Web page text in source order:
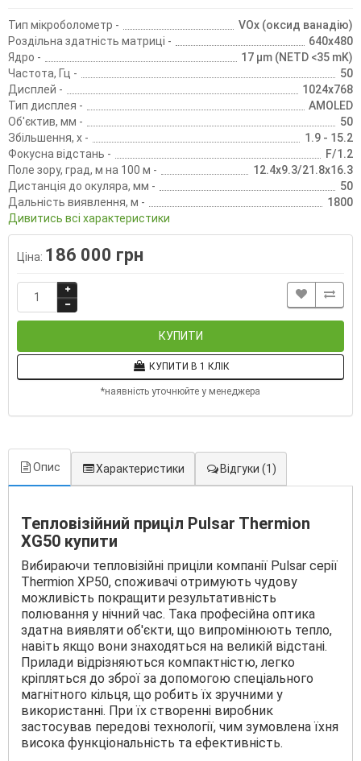
Тип мікроболометр -
VOx (оксид ванадію)
Роздільна здатність матриці -
640x480
Ядро -
17 µm (NETD <35 mK)
Частота, Гц -
50
Дисплей -
1024x768
Тип дисплея -
AMOLED
Об'єктив, мм -
50
Збільшення, х -
1.9 - 15.2
Фокусна відстань -
F/1.2
Поле зору, град, м на 100 м -
12.4х9.3/21.8х16.3
Дистанція до окуляра, мм -
50
Дальність виявлення, м -
1800
Дивитись всі характеристики
Ціна: 186 000 грн
КУПИТИ
КУПИТИ В 1 КЛІК
*наявність уточнюйте у менеджера
Опис Характеристики Відгуки (1)
Тепловізійний приціл Pulsar Thermion
XG50 купити
Вибираючи тепловізійні приціли компанії Pulsar серії
Thermion XP50, споживачі отримують чудову
можливість покращити результативність
полювання у нічний час. Така професійна оптика
здатна виявляти об'єкти, що випромінюють тепло,
навіть якщо вони знаходяться на великій відстані.
Прилади відрізняються компактністю, легко
кріпляться до зброї за допомогою спеціального
магнітного кільця, що робить їх зручними у
використанні. При їх створенні виробник
застосував передові технології, чим зумовлена ​​їхня
висока функціональність та ефективність.